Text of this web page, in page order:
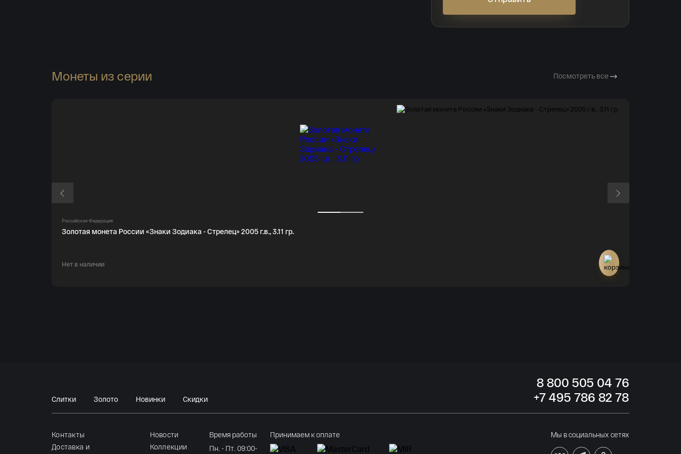
Монеты из серии Посмотреть все
Российская Федерация
Золотая монета России «Знаки Зодиака - Стрелец» 2005 г.в., 3.11 гр.
Нет в наличии
Слитки Золото Новинки Скидки
8 800 505 04 76
+7 495 786 82 78
Контакты
Новости
Доставка и
Коллекции
Время работы
Пн. - Пт. 09:00-
Принимаем к оплате Мы в социальных сетях